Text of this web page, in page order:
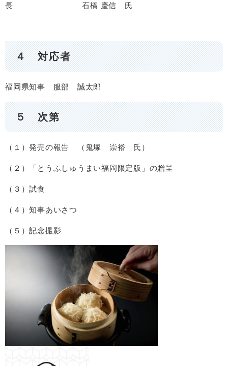
長 石橋 慶信 氏
４ 対応者
福岡県知事 服部 誠太郎
５ 次第
（１）発売の報告 （鬼塚 崇裕 氏）
（２）「とうふしゅうまい福岡限定版」の贈呈
（３）試食
（４）知事あいさつ
（５）記念撮影